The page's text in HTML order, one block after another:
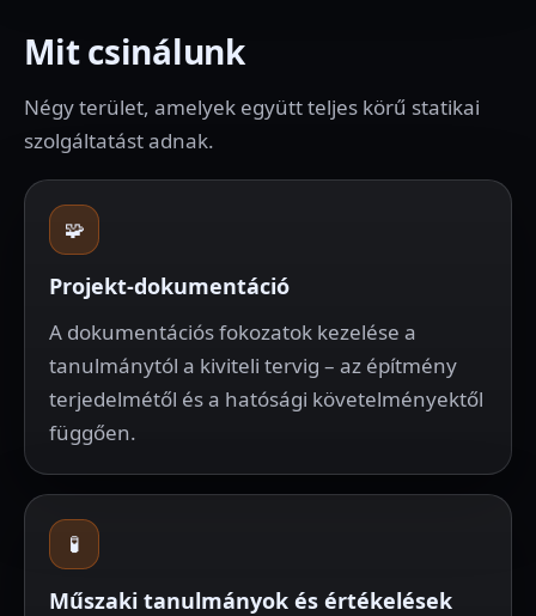
Mit csinálunk
Négy terület, amelyek együtt teljes körű statikai
szolgáltatást adnak.
🧩
Projekt-dokumentáció
A dokumentációs fokozatok kezelése a
tanulmánytól a kiviteli tervig – az építmény
terjedelmétől és a hatósági követelményektől
függően.
🧪
Műszaki tanulmányok és értékelések